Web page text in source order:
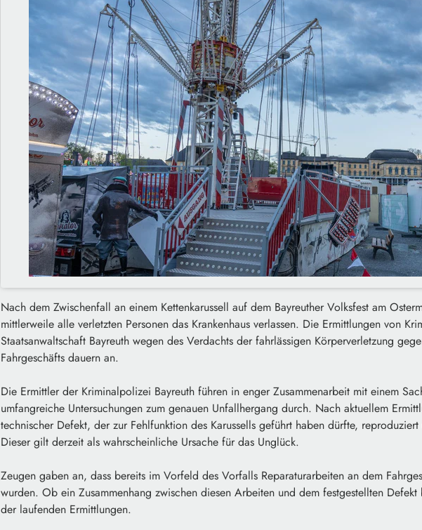
Nach dem Zwischenfall an einem Kettenkarussell auf dem Bayreuther Volksfest am
mittlerweile alle verletzten Personen das Krankenhaus verlassen. Die Ermittlungen von
Staatsanwaltschaft Bayreuth wegen des Verdachts der fahrlässigen Körperverletzung
Fahrgeschäfts dauern an.
Die Ermittler der Kriminalpolizei Bayreuth führen in enger Zusammenarbeit mit einem
umfangreiche Untersuchungen zum genauen Unfallhergang durch. Nach aktuellem
technischer Defekt, der zur Fehlfunktion des Karussells geführt haben dürfte,
Dieser gilt derzeit als wahrscheinliche Ursache für das Unglück.
Zeugen gaben an, dass bereits im Vorfeld des Vorfalls Reparaturarbeiten an dem
wurden. Ob ein Zusammenhang zwischen diesen Arbeiten und dem festgestellten Defekt
der laufenden Ermittlungen.